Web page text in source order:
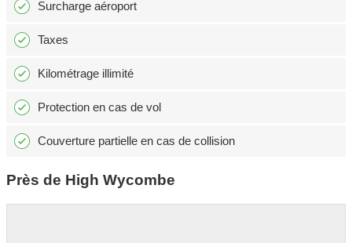
Surcharge aéroport
Taxes
Kilométrage illimité
Protection en cas de vol
Couverture partielle en cas de collision
Près de High Wycombe